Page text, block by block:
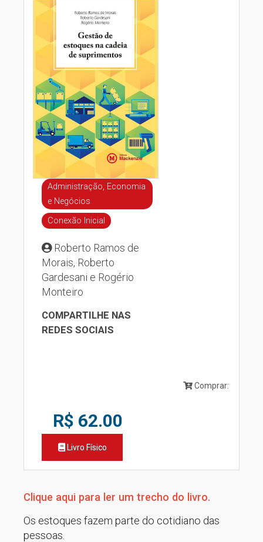
Administração, Economia
e Negócios
Conexão Inicial
Roberto Ramos de
Morais, Roberto
Gardesani e Rogério
Monteiro
COMPARTILHE NAS
REDES SOCIAIS
Comprar:
R$ 62.00
Livro Físico
Clique aqui para ler um trecho do livro.
Os estoques fazem parte do cotidiano das
pessoas.